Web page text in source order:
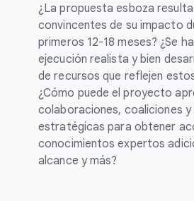
¿La propuesta esboza
convincentes de su impacto
primeros 12-18 meses? ¿Se
ejecución realista y bien
de recursos que reflejen
¿Cómo puede el proyecto
colaboraciones, coaliciones y
estratégicas para obtener
conocimientos expertos
alcance y más?